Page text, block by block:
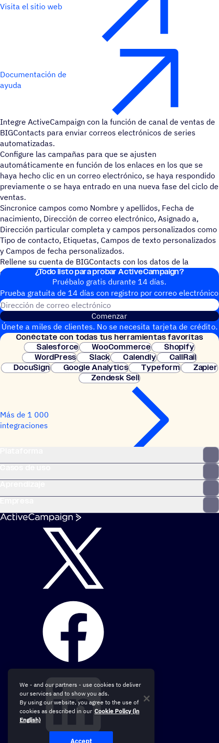
Visita el sitio web
Documentación de
ayuda
Integre ActiveCampaign con la función de canal de ventas de
BIGContacts para enviar correos electrónicos de series
automatizadas.
Configure las campañas para que se ajusten
automáticamente en función de los enlaces en los que se
haya hecho clic en un correo electrónico, se haya respondido
previamente o se haya entrado en una nueva fase del ciclo de
ventas.
Sincronice campos como Nombre y apellidos, Fecha de
nacimiento, Dirección de correo electrónico, Asignado a,
Dirección particular completa y campos personalizados como
Tipo de contacto, Etiquetas, Campos de texto personalizados
y Campos de fecha personalizados.
Rellene su cuenta de BIGContacts con los datos de la
campaña directamente en el registro del contacto.
¿Todo listo para probar ActiveCampaign?
Pruébalo gratis durante 14 días.
Prueba gratuita de 14 días con regis­tro por correo electrónico
Dirección de correo electrónico
Comenzar
Únete a miles de clientes. No se necesita tarjeta de crédito.
Configuración instantánea.
Conéc­tate con todas tus herramientas favoritas
Salesforce
WooCommerce
Shopify
WordPress
Slack Calendly
CallRail
DocuSign
Google Analytics Typeform
Zapier
Zendesk Sell
Más de 1 000
integraciones
We - and our partners - use cookies to deliver
our services and to show you ads.
By using our website, you agree to the use of
cookies as described in our Cookie Policy (in
English)
Accept